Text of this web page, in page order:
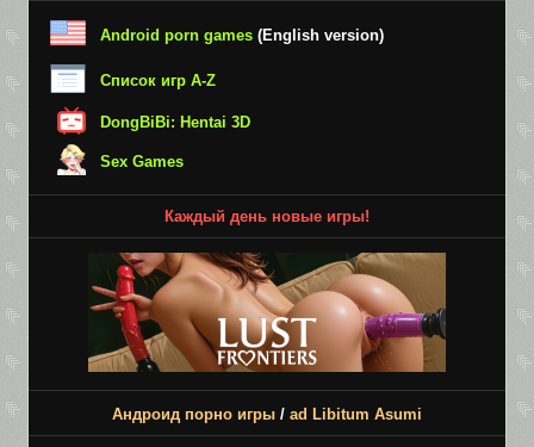
Android porn games (English version)
Список игр A-Z
DongBiBi: Hentai 3D
Sex Games
Каждый день новые игры!
Андроид порно игры / ad Libitum Asumi